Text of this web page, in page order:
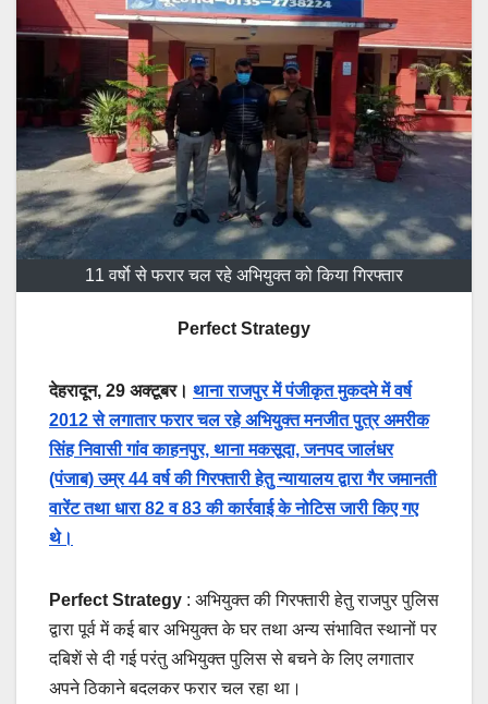
11 वर्षाे से फरार चल रहे अभियुक्त को किया गिरफ्तार
Perfect Strategy
देहरादून, 29 अक्टूबर। थाना राजपुर में पंजीकृत मुकदमे में वर्ष
2012 से लगातार फरार चल रहे अभियुक्त मनजीत पुत्र अमरीक
सिंह निवासी गांव काहनपुर, थाना मकसूदा, जनपद जालंधर
(पंजाब) उम्र 44 वर्ष की गिरफ्तारी हेतु न्यायालय द्वारा गैर जमानती
वारेंट तथा धारा 82 व 83 की कार्रवाई के नोटिस जारी किए गए
थे।
Perfect Strategy : अभियुक्त की गिरफ्तारी हेतु राजपुर पुलिस
द्वारा पूर्व में कई बार अभियुक्त के घर तथा अन्य संभावित स्थानों पर
दबिशें से दी गई परंतु अभियुक्त पुलिस से बचने के लिए लगातार
अपने ठिकाने बदलकर फरार चल रहा था।